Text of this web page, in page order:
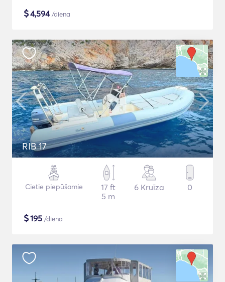
$4,594/diena
RIB 17
Cietie piepūšamie
17 ft
5 m
6 Kruīza 0
$195 /diena